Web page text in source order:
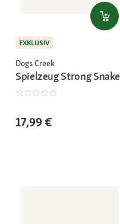
EXKLUSIV
Dogs Creek
Spielzeug Strong Snake
17,99 €